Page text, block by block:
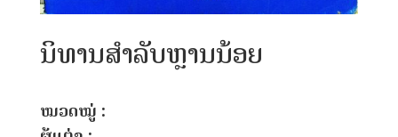
ນິທານສຳລັບຫຼານນ້ອຍ
ໝວດໝູ່ :